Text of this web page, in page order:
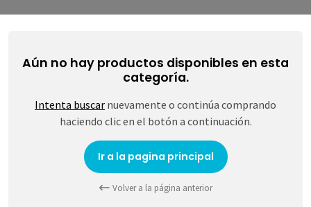
Aún no hay productos disponibles en esta
categoría.
Intenta buscar nuevamente o continúa comprando
haciendo clic en el botón a continuación.
Ir a la pagina principal
Volver a la página anterior